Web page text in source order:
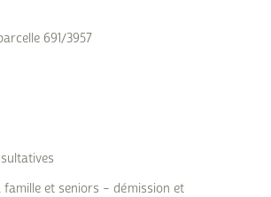
691/3957
famille et seniors – démission et